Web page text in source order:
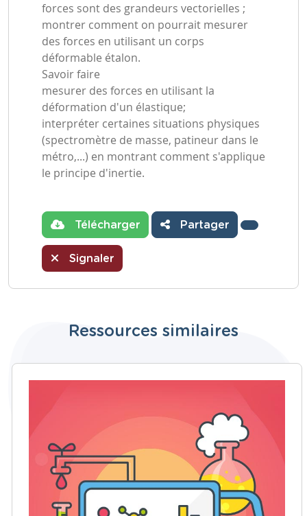
forces sont des grandeurs vectorielles ;
montrer comment on pourrait mesurer
des forces en utilisant un corps
déformable étalon.
Savoir faire
mesurer des forces en utilisant la
déformation d'un élastique;
interpréter certaines situations physiques
(spectromètre de masse, patineur dans le
métro,...) en montrant comment s'applique
le principe d'inertie.
Télécharger Partager
Signaler
Ressources similaires